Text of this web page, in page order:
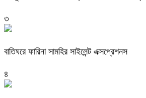
৩
বাতিঘরে ফারিনা সামহির সাইলেন্ট এক্সপ্রেশনস
৪